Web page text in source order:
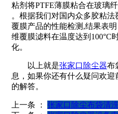
粘剂将PTFE薄膜粘合在玻璃
。根据我们对国内众多胶粘
覆膜产品的性能检测,结果表
维覆膜滤料在温度达到100°C
化。
以上就是张家口除尘器布
息，如果你还有什么疑问欢
的解答。
上一条 ：
张家口除尘布袋清